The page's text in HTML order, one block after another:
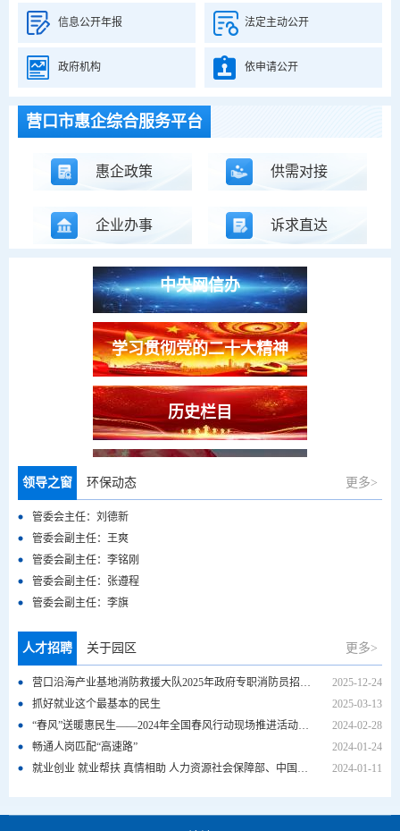
信息公开年报 法定主动公开
政府机构 依申请公开
营口市惠企综合服务平台
惠企政策 供需对接
企业办事 诉求直达
历史栏目
辽宁省互联网违法和不良信息
举报中心
中央网信办
学习贯彻党的二十大精神
历史栏目
沿海产业基地免申即享项目
辽宁省互联网违法和不良信息
领导之窗 更多>
管委会主任：刘德新
管委会副主任：王爽
管委会副主任：李铭刚
管委会副主任：张遵程
管委会副主任：李旗
环保动态
人才招聘 更多>
营口沿海产业基地消防救援大队2025年政府专职消防员招聘公告
2025-12-24
抓好就业这个最基本的民生
2025-03-13
“春风”送暖惠民生——2024年全国春风行动现场推进活动综述
2024-02-28
畅通人岗匹配“高速路”
2024-01-24
就业创业 就业帮扶 真情相助 人力资源社会保障部、中国残联启动2024年就业援助月专项活动
2024-01-11
关于园区